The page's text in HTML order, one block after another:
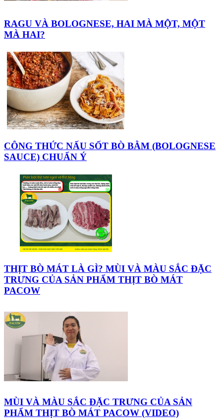
RAGU VÀ BOLOGNESE, HAI MÀ MỘT, MỘT
MÀ HAI?
CÔNG THỨC NẤU SỐT BÒ BẰM (BOLOGNESE
SAUCE) CHUẨN Ý
THỊT BÒ MÁT LÀ GÌ? MÙI VÀ MÀU SẮC ĐẶC
TRƯNG CỦA SẢN PHẨM THỊT BÒ MÁT
PACOW
MÙI VÀ MÀU SẮC ĐẶC TRƯNG CỦA SẢN
PHẨM THỊT BÒ MÁT PACOW (VIDEO)